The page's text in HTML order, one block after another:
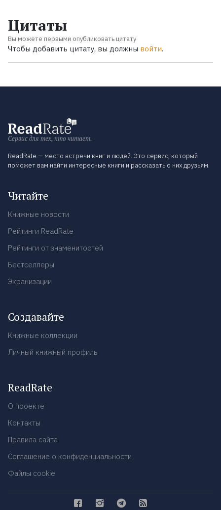
Цитаты
Вы можете первыми опубликовать цитату
Чтобы добавить цитату, вы должны войти.
Сервис для тех, кто читает.
ReadRate — место встречи книг и людей. Это сервис, который
поможет вам найти интересные книги и рассказать о них друзьям.
Читайте
Книжные новости
Рейтинги ReadRate
Рейтинги от знаменитостей
Бестселлеры
Экранизации
Создавайте
Книжные коллекции
Личный книжный профиль
ReadRate
О проекте
Контакты
Правила сайта
Соглашение о конфиденциальности
Файлы cookie